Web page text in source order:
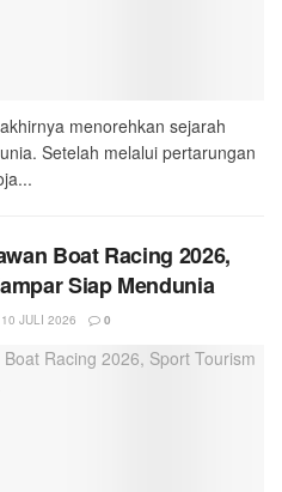
menorehkan sejarah
Setelah melalui pertarungan
Boat Racing 2026,
Siap Mendunia
10 JULI 2026 0